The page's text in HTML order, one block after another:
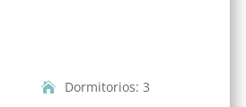
Dormitorios: 3